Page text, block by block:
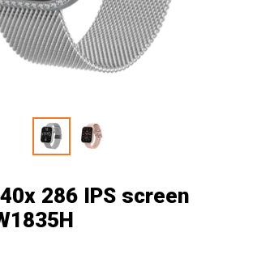
286 IPS screen